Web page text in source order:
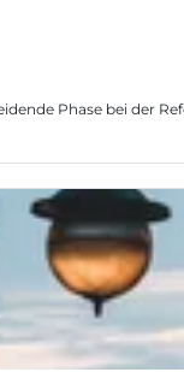
Phase bei der